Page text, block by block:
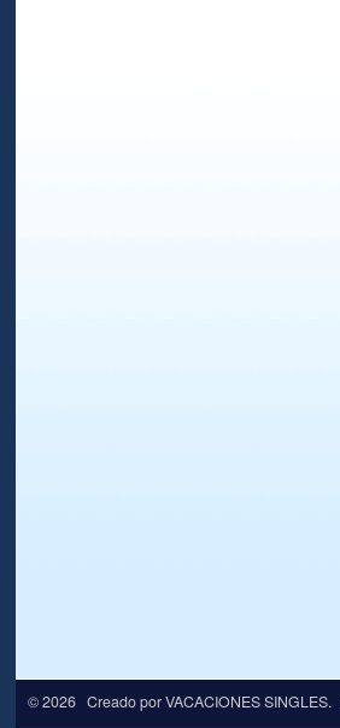
© 2026 Creado porVACACIONES SINGLES.